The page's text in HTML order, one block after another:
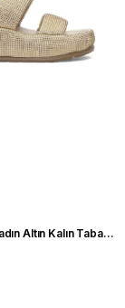
Kristal Taşlı Kadın Altın Kalın Taban Platform Terlik